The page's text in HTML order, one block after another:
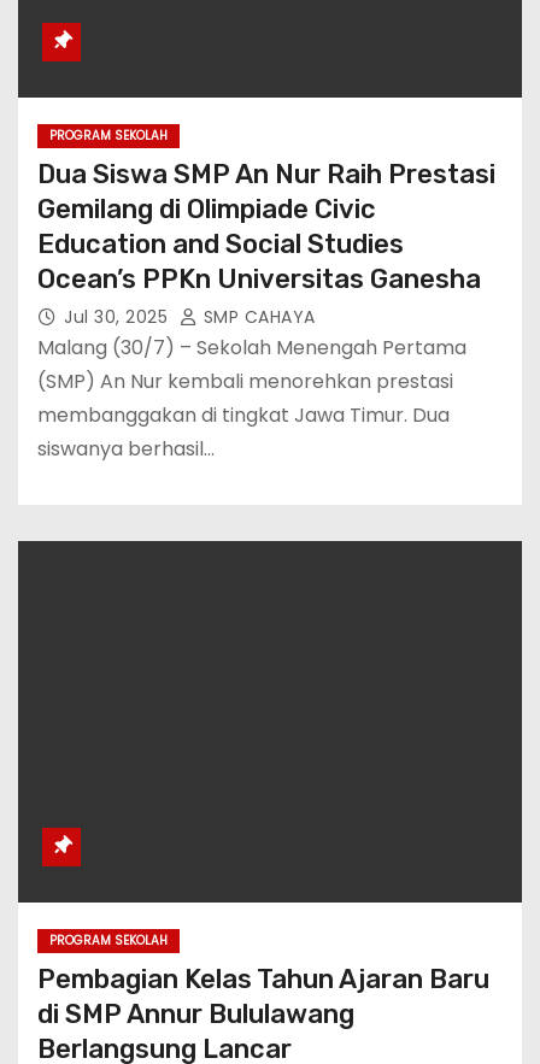
PROGRAM SEKOLAH
Dua Siswa SMP An Nur Raih Prestasi
Gemilang di Olimpiade Civic
Education and Social Studies
Ocean’s PPKn Universitas Ganesha
Jul 30, 2025 SMP CAHAYA
Malang (30/7) – Sekolah Menengah Pertama
(SMP) An Nur kembali menorehkan prestasi
membanggakan di tingkat Jawa Timur. Dua
siswanya berhasil…
PROGRAM SEKOLAH
Pembagian Kelas Tahun Ajaran Baru
di SMP Annur Bululawang
Berlangsung Lancar